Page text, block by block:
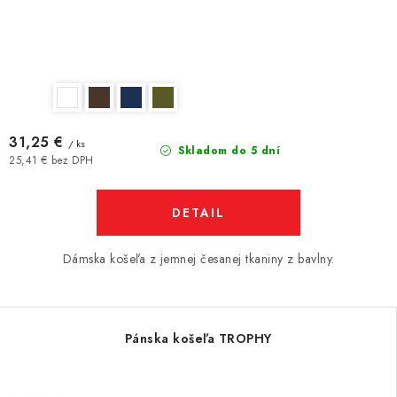
Skladom do 5 dní
25,41 € bez DPH
31,25 € / ks
DETAIL
Dámska košeľa z jemnej česanej tkaniny z bavlny.
Pánska košeľa TROPHY